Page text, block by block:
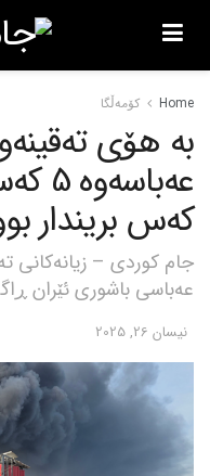
Home کۆمەڵگا
بە هۆی
کەس بریندار
جام کوردی – زیانەکانی
عەباسی باشوری ئێران
نیسان 26, 2025